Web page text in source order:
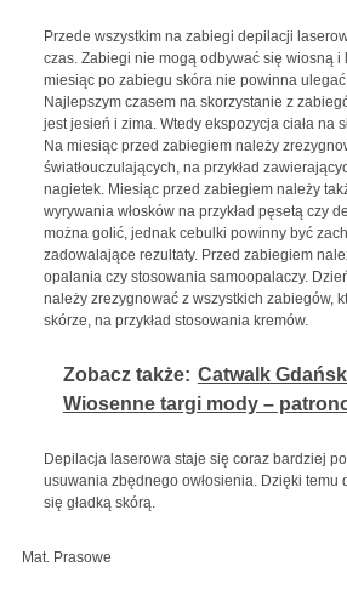
Przede wszystkim na zabiegi depilacji
czas. Zabiegi nie mogą odbywać się wiosną i
miesiąc po zabiegu skóra nie powinna ulegać
Najlepszym czasem na skorzystanie z
jest jesień i zima. Wtedy ekspozycja ciała na
Na miesiąc przed zabiegiem należy
światłouczulających, na przykład
nagietek. Miesiąc przed zabiegiem należy
wyrywania włosków na przykład pęsetą czy
można golić, jednak cebulki powinny być
zadowalające rezultaty. Przed zabiegiem
opalania czy stosowania samoopalaczy.
należy zrezygnować z wszystkich zabiegów,
skórze, na przykład stosowania kremów.
Zobacz także: Catwalk
Wiosenne targi mody –
Depilacja laserowa staje się coraz bardziej
usuwania zbędnego owłosienia. Dzięki temu
się gładką skórą.
Mat. Prasowe